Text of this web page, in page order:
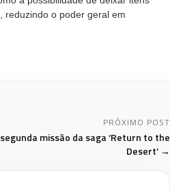
reduzindo o poder geral em
PRÓXIMO POST
missão da saga ‘Return to the
Desert’ →